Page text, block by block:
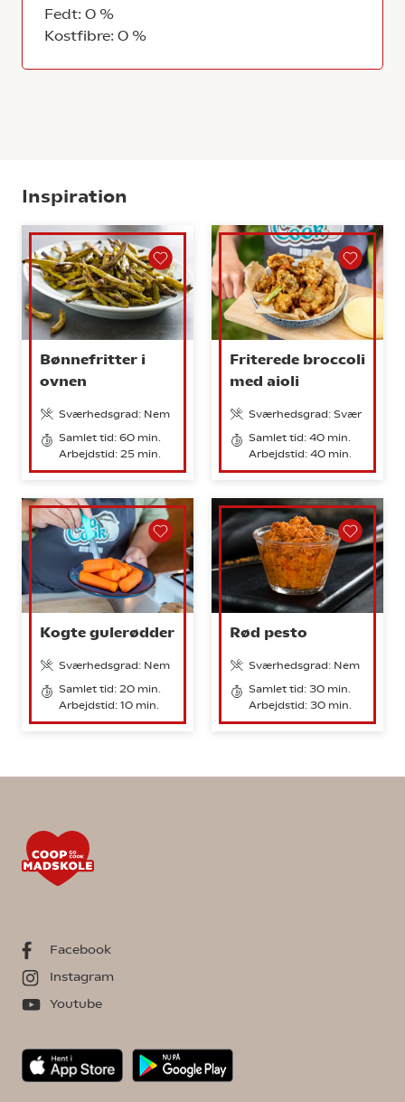
Fedt: 0 %
Kostfibre: 0 %
Inspiration
Bønnefritter i
ovnen
Sværhedsgrad: Nem
Samlet tid: 60 min.
Arbejdstid: 25 min.
Friterede broccoli
med aioli
Sværhedsgrad: Svær
Samlet tid: 40 min.
Arbejdstid: 40 min.
Kogte gulerødder
Sværhedsgrad: Nem
Samlet tid: 20 min.
Arbejdstid: 10 min.
Rød pesto
Sværhedsgrad: Nem
Samlet tid: 30 min.
Arbejdstid: 30 min.
Facebook
Instagram
Youtube